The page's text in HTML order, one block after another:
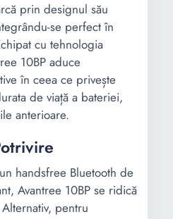
prin designul său
se perfect în
cu tehnologia
10BP aduce
în ceea ce privește
de viață a bateriei,
anterioare.
handsfree Bluetooth de
Avantree 10BP se ridică
pentru